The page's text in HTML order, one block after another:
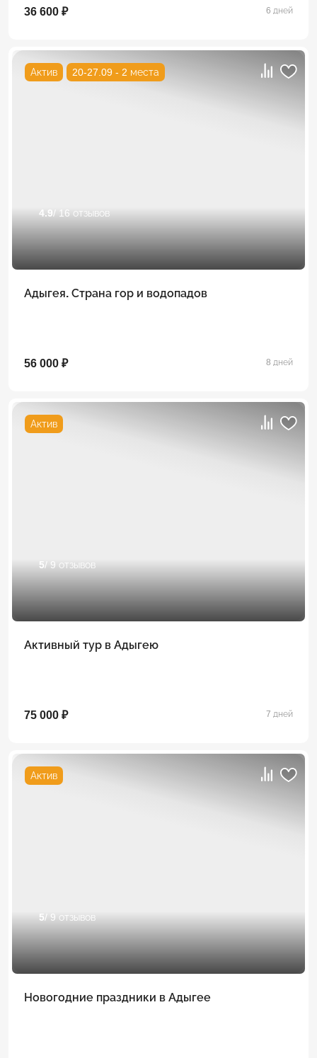
36 600 ₽ 6 дней
Актив 20-27.09 - 2 места
4.9 / 16 отзывов
Адыгея. Страна гор и водопадов
56 000 ₽ 8 дней
Актив
5/ 9 отзывов
Активный тур в Адыгею
75 000 ₽ 7 дней
Актив
5/ 9 отзывов
Новогодние праздники в Адыгее